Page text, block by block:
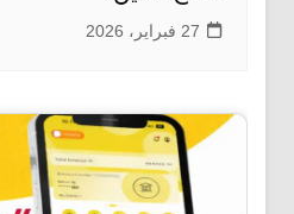
27 فبراير، 2026